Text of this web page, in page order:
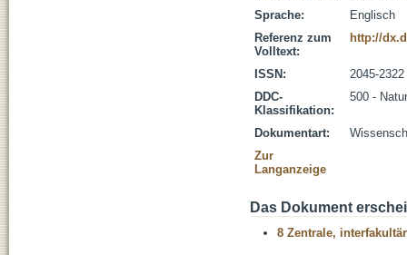
Sprache:
Englisch
Referenz zum
Volltext:
http://
ISSN:
2045-2322
DDC-
Klassifikation:
500 -
Dokumentart:
Zur
Langanzeige
Das Dokument
8 Zentrale,